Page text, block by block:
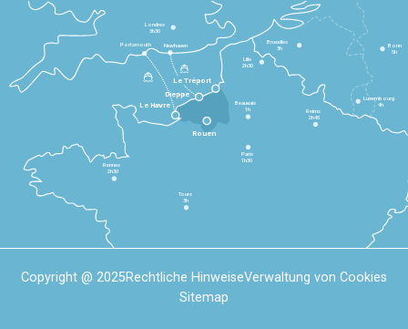
Le Havre
Dieppe
Le Tréport
Rennes
2h30
Tours
3h
Paris
1h30
Beauvais
1h
Reims
2h45
Lille
2h30
Bruxelles
3h
Londres
3h30
Newhaven
Portsmouth
Bonn
5h
Luxembourg
4h
Rouen
Copyright @ 2025Rechtliche HinweiseVerwaltung von Cookies
Sitemap